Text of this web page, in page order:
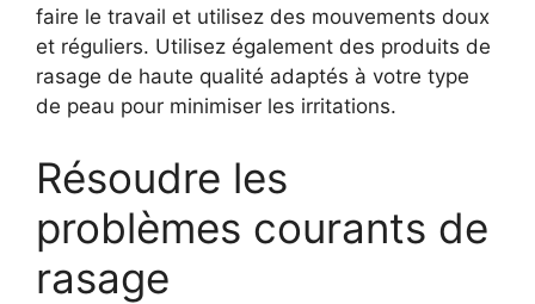
faire le travail et utilisez des mouvements doux
et réguliers. Utilisez également des produits de
rasage de haute qualité adaptés à votre type
de peau pour minimiser les irritations.
Résoudre les
problèmes courants de
rasage